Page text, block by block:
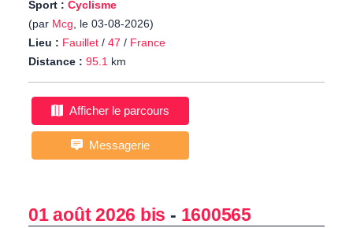
Sport : Cyclisme
(par Mcg, le 03-08-2026)
Lieu : Fauillet / 47 / France
Distance : 95.1 km
Afficher le parcours
Messagerie
01 août 2026 bis - 1600565